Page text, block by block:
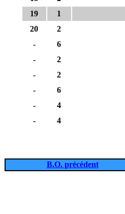
19
1
20
2
-
6
-
2
-
2
-
6
-
4
-
4
B.O. précédent